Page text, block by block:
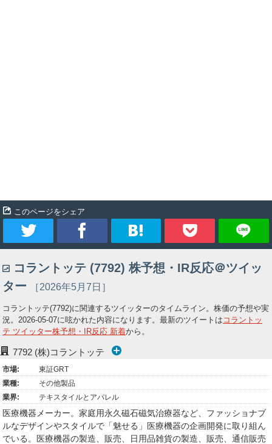
このページをシェア
イ
ー
ト
ェ
ア
ッ
ク
マ
ク
コラントッテ (7792) 株予想・IR反応＠ツイッ
ター
［2026年5月7日］
コラントッテ(7792)に関連するツイッターのタイムライン。株価の予想や実
況。 2026-05-07に呟かれた内容になります。最新のツイートは コラントッ
テ ツイッター株予想・IR反応 新着から。
7792 (株)コラントッテ
市場:
東証GRT
業種:
その他製品
業界:
テキスタイルとアパレル
医療機器メーカー。家庭用永久磁石磁気治療器など、ファッショナブ
ルなデザインやスタイルで「魅せる」医療機器の企画開発に取り組ん
でいる。医療機器の製造、販売、日用品雑貨の製造、販売、通信販売